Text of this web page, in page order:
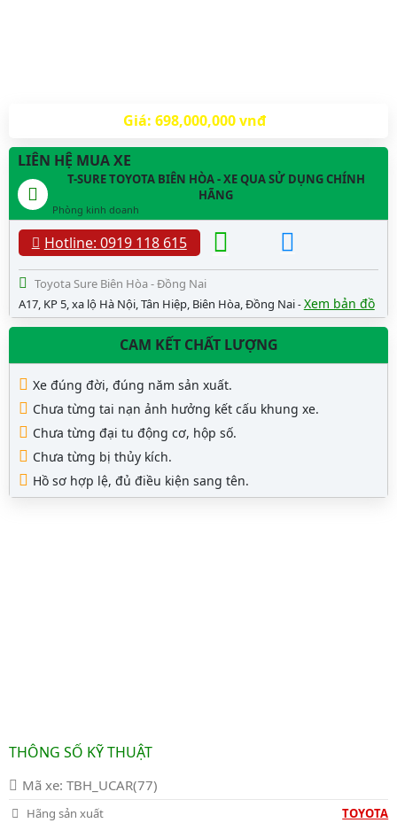
Giá: 698,000,000 vnđ
LIÊN HỆ MUA XE
T-SURE TOYOTA BIÊN HÒA - XE QUA SỬ DỤNG CHÍNH
HÃNG
Phòng kinh doanh
Hotline: 0919 118 615
Toyota Sure Biên Hòa - Đồng Nai
A17, KP 5, xa lộ Hà Nội, Tân Hiệp, Biên Hòa, Đồng Nai - Xem bản đồ
CAM KẾT CHẤT LƯỢNG
Xe đúng đời, đúng năm sản xuất.
Chưa từng tai nạn ảnh hưởng kết cấu khung xe.
Chưa từng đại tu động cơ, hộp số.
Chưa từng bị thủy kích.
Hồ sơ hợp lệ, đủ điều kiện sang tên.
THÔNG SỐ KỸ THUẬT
Mã xe: TBH_UCAR(77)
Hãng sản xuất
TOYOTA